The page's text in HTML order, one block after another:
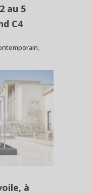
au 5
C4
,
à